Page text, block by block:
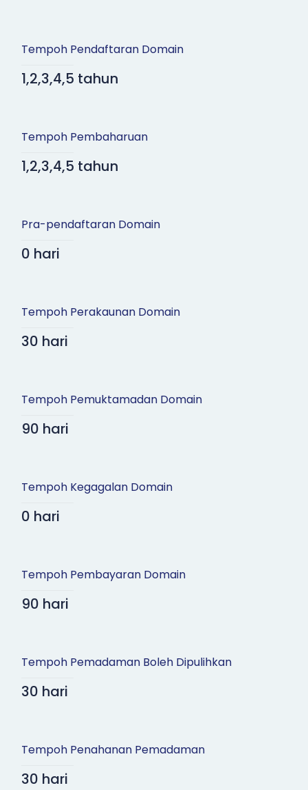
Tempoh Pendaftaran Domain
1,2,3,4,5 tahun
Tempoh Pembaharuan
1,2,3,4,5 tahun
Pra-pendaftaran Domain
0 hari
Tempoh Perakaunan Domain
30 hari
Tempoh Pemuktamadan Domain
90 hari
Tempoh Kegagalan Domain
0 hari
Tempoh Pembayaran Domain
90 hari
Tempoh Pemadaman Boleh Dipulihkan
30 hari
Tempoh Penahanan Pemadaman
30 hari